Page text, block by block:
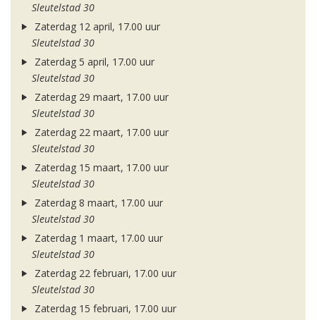
Sleutelstad 30
Zaterdag 12 april, 17.00 uur
Sleutelstad 30
Zaterdag 5 april, 17.00 uur
Sleutelstad 30
Zaterdag 29 maart, 17.00 uur
Sleutelstad 30
Zaterdag 22 maart, 17.00 uur
Sleutelstad 30
Zaterdag 15 maart, 17.00 uur
Sleutelstad 30
Zaterdag 8 maart, 17.00 uur
Sleutelstad 30
Zaterdag 1 maart, 17.00 uur
Sleutelstad 30
Zaterdag 22 februari, 17.00 uur
Sleutelstad 30
Zaterdag 15 februari, 17.00 uur